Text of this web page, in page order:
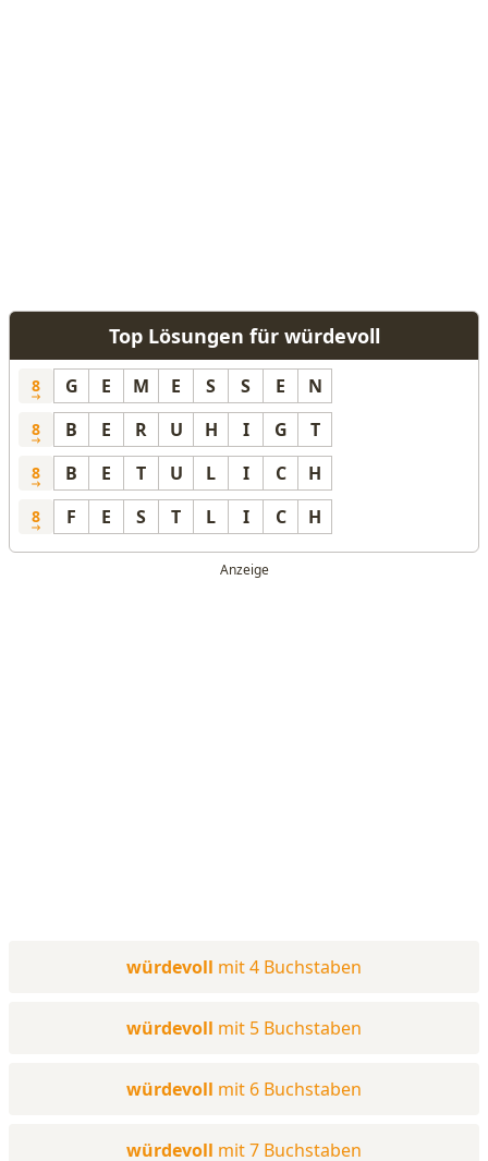
Top Lösungen für würdevoll
8 G E M E S S E N
8 B E R U H I G T
8 B E T U L I C H
8 F E S T L I C H
würdevoll mit 4 Buchstaben
würdevoll mit 5 Buchstaben
würdevoll mit 6 Buchstaben
würdevoll mit 7 Buchstaben